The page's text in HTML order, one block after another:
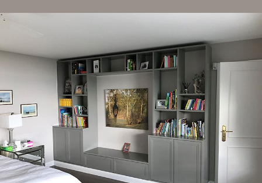
Nos réalisations